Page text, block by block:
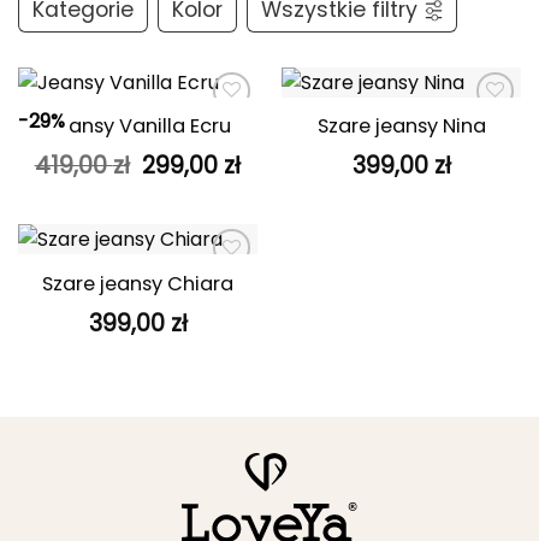
Kategorie Kolor Wszystkie filtry
-29%
Dodaj do
Jeansy Vanilla Ecru
419,00zł Pierwotna
cena
419,00 zł.
299,00 złAktualna
299,00 zł.
Dodaj do
ulubionych
Szare jeansy Nina
399,00 zł
Dodaj do
Szare jeansy Chiara
399,00 zł